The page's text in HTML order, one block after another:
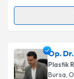
Kişisel
Metni'ni
Randevu
Op. Dr.
oluşturun.
takvim
Op.
Plastik
Bursa,